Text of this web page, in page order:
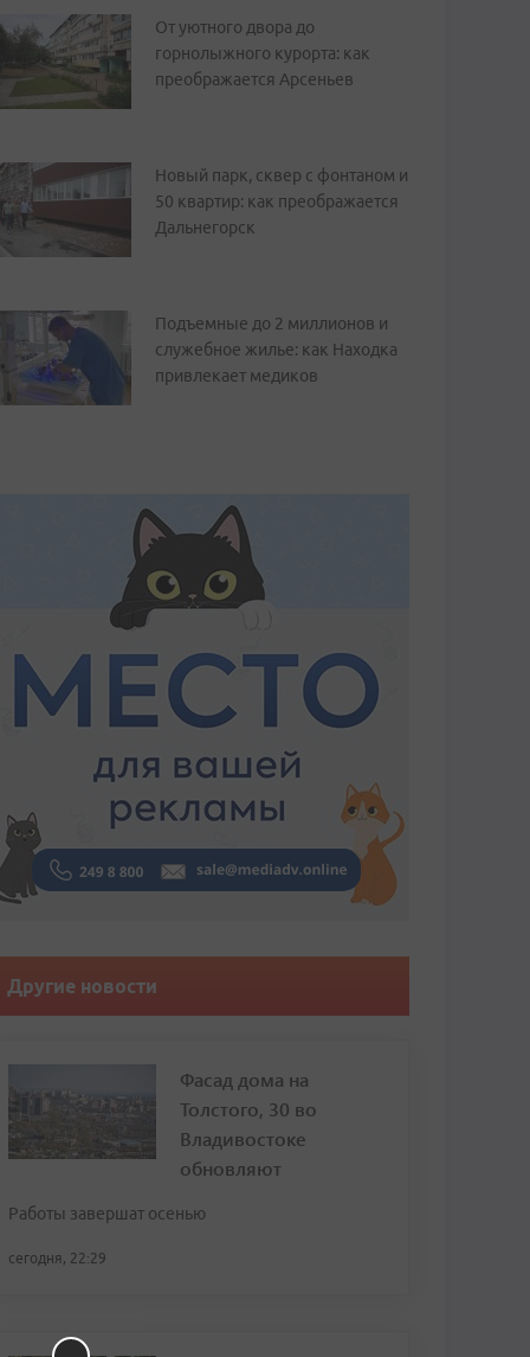
От уютного двора до
горнолыжного курорта: как
преображается Арсеньев
Новый парк, сквер с фонтаном и
50 квартир: как преображается
Дальнегорск
Подъемные до 2 миллионов и
служебное жилье: как Находка
привлекает медиков
Другие новости
Фасад дома на
Толстого, 30 во
Владивостоке
обновляют
Работы завершат осенью
сегодня, 22:29